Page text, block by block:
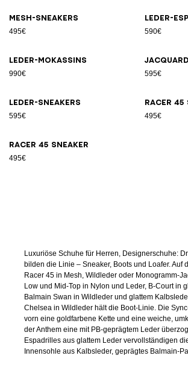
Mesh-Sneakers
495€
Leder-
590€
Leder-Mokassins
990€ 595€
Leder-Sneakers
595€
Racer 45
495€
Racer 45 Sneaker
495€
Luxuriöse Schuhe für Herren, Designerschuhe:
bilden die Linie – Sneaker, Boots und Loafer. Auf
Racer 45 in Mesh, Wildleder oder Monogramm-
Low und Mid-Top in Nylon und Leder, B-Court in
Balmain Swan in Wildleder und glattem
Chelsea in Wildleder hält die Boot-Linie. Die
vorn eine goldfarbene Kette und eine weiche,
der Anthem eine mit PB-geprägtem Leder
Espadrilles aus glattem Leder vervollständigen
Innensohle aus Kalbsleder, geprägtes Balmain-